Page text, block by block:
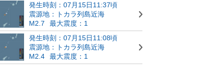
発生時刻：07月15日11:37頃
震源地：トカラ列島近海
M2.7
最大震度：1
発生時刻：07月15日11:08頃
震源地：トカラ列島近海
M2.4
最大震度：1